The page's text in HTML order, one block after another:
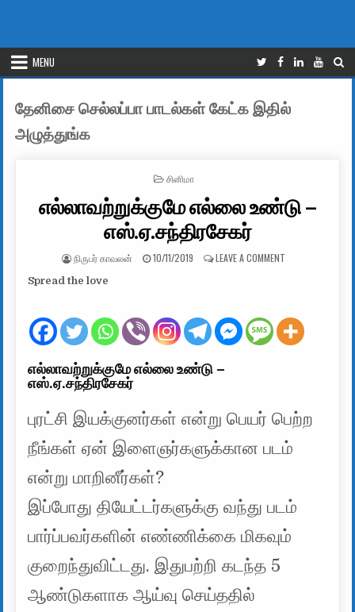
MENU
தேனிசை செல்லப்பா பாடல்கள் கேட்க இதில்
அழுத்துங்க
POSTED IN
சினிமா
எல்லாவற்றுக்குமே எல்லை உண்டு –
எஸ்.ஏ.சந்திரசேகர்
AUTHOR:
நிருபர் காவலன் PUBLISHED DATE:
10/11/2019 LEAVE A COMMENT
Spread the love
எல்லாவற்றுக்குமே எல்லை உண்டு –
எஸ்.ஏ.சந்திரசேகர்
புரட்சி இயக்குனர்கள் என்று பெயர் பெற்ற
நீங்கள் ஏன் இளைஞர்களுக்கான படம்
என்று மாறினீர்கள்?
இப்போது தியேட்டர்களுக்கு வந்து படம்
பார்ப்பவர்களின் எண்ணிக்கை மிகவும்
குறைந்துவிட்டது. இதுபற்றி கடந்த 5
ஆண்டுகளாக ஆய்வு செய்ததில்